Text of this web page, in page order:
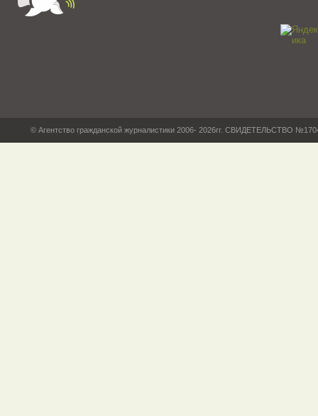
© Агентство гражданской журналистики 2006- 2026гг. СВИДЕТЕЛЬСТВО